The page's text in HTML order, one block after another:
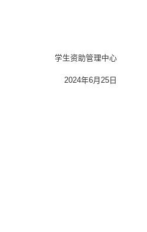
学生资助管理中心
2024年6月25日